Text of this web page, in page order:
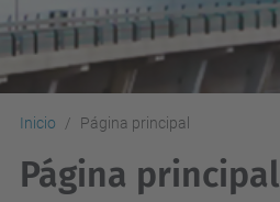
Inicio Página principal
Página principal